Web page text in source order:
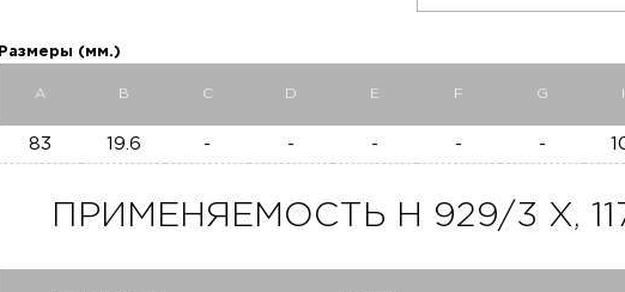
Размеры (мм.)
A B C D E F G
83 19.6 - - - - -
ПРИМЕНЯЕМОСТЬ H 929/3 X,